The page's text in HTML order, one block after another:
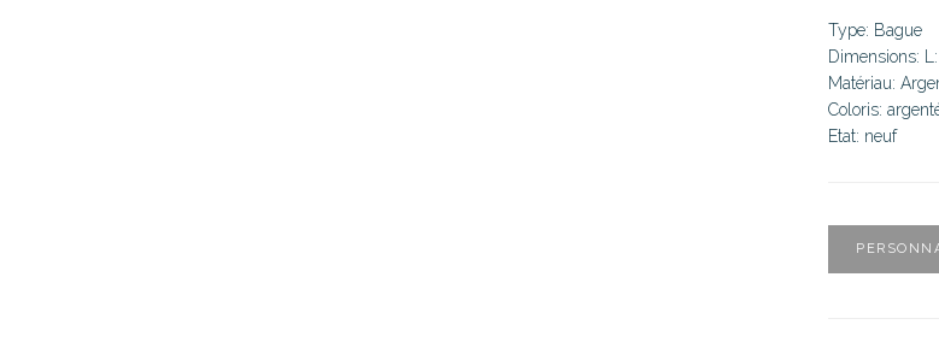
Type: Bague
Dimensions:
Matériau:
Coloris:
Etat: neuf